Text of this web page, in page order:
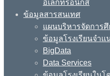
อิเล็กทรอนิกส์
ข้อมูลสารสนเทศ
แผนบริหารจัดการ
ข้อมูลโรงเรียนจำ
BigData
Data Services